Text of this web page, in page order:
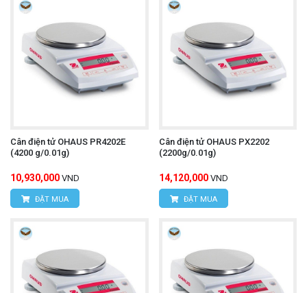
Cân điện tử OHAUS PR4202E
(4200 g/0.01g)
10,930,000 VND
ĐẶT MUA
Cân điện tử OHAUS PX2202
(2200g/0.01g)
14,120,000 VND
ĐẶT MUA